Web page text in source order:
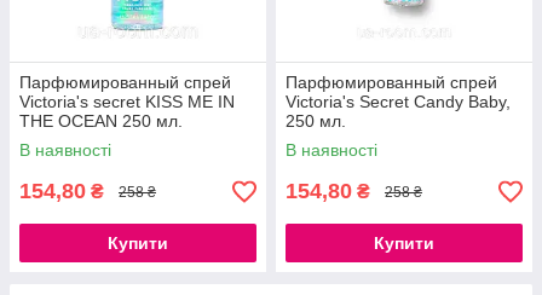
Парфюмированный спрей
Victoria's secret KISS ME IN
THE OCEAN 250 мл.
В наявності
154,80 ₴ 258 ₴
Купити
Парфюмированный спрей
Victoria's Secret Candy Baby,
250 мл.
В наявності
154,80 ₴ 258 ₴
Купити